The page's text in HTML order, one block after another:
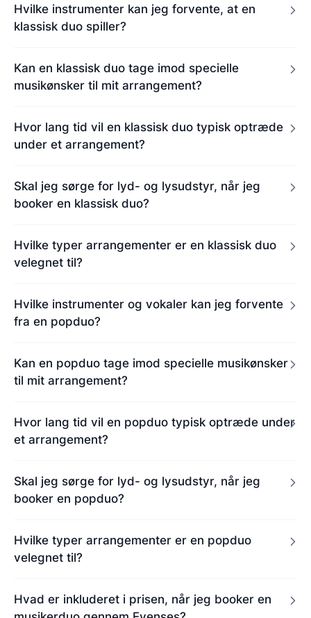
Hvilke instrumenter kan jeg forvente, at en
klassisk duo spiller?
Kan en klassisk duo tage imod specielle
musikønsker til mit arrangement?
Hvor lang tid vil en klassisk duo typisk optræde
under et arrangement?
Skal jeg sørge for lyd- og lysudstyr, når jeg
booker en klassisk duo?
Hvilke typer arrangementer er en klassisk duo
velegnet til?
Hvilke instrumenter og vokaler kan jeg forvente
fra en popduo?
Kan en popduo tage imod specielle musikønsker
til mit arrangement?
Hvor lang tid vil en popduo typisk optræde under
et arrangement?
Skal jeg sørge for lyd- og lysudstyr, når jeg
booker en popduo?
Hvilke typer arrangementer er en popduo
velegnet til?
Hvad er inkluderet i prisen, når jeg booker en